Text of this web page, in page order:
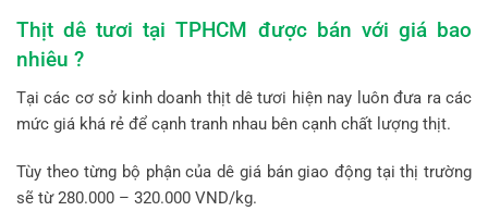
Thịt dê tươi tại TPHCM được bán với giá bao
nhiêu ?
Tại các cơ sở kinh doanh thịt dê tươi hiện nay luôn đưa ra các
mức giá khá rẻ để cạnh tranh nhau bên cạnh chất lượng thịt.
Tùy theo từng bộ phận của dê giá bán giao động tại thị trường
sẽ từ 280.000 – 320.000 VND/kg.